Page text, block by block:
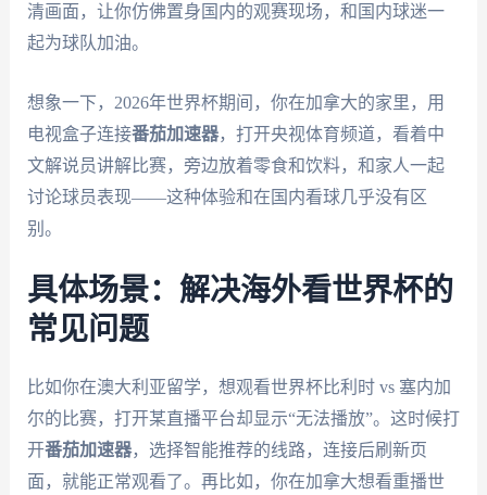
清画面，让你仿佛置身国内的观赛现场，和国内球迷一
起为球队加油。
想象一下，2026年世界杯期间，你在加拿大的家里，用
电视盒子连接番茄加速器，打开央视体育频道，看着中
文解说员讲解比赛，旁边放着零食和饮料，和家人一起
讨论球员表现——这种体验和在国内看球几乎没有区
别。
具体场景：解决海外看世界杯的
常见问题
比如你在澳大利亚留学，想观看世界杯比利时 vs 塞内加
尔的比赛，打开某直播平台却显示“无法播放”。这时候打
开番茄加速器，选择智能推荐的线路，连接后刷新页
面，就能正常观看了。再比如，你在加拿大想看重播世